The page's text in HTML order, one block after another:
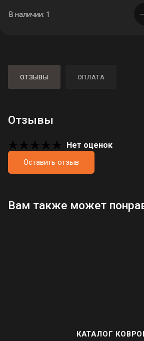
В наличии: 1
ОТЗЫВЫ ОПЛАТА
Отзывы
Нет оценок
Оставить отзыв
Загрузка отзывов...
Вам также может
КАТАЛОГ